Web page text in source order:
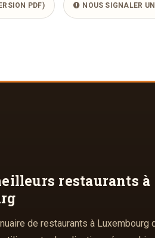
PDF) NOUS SIGNALER
restaurants à
de restaurants à Luxembourg